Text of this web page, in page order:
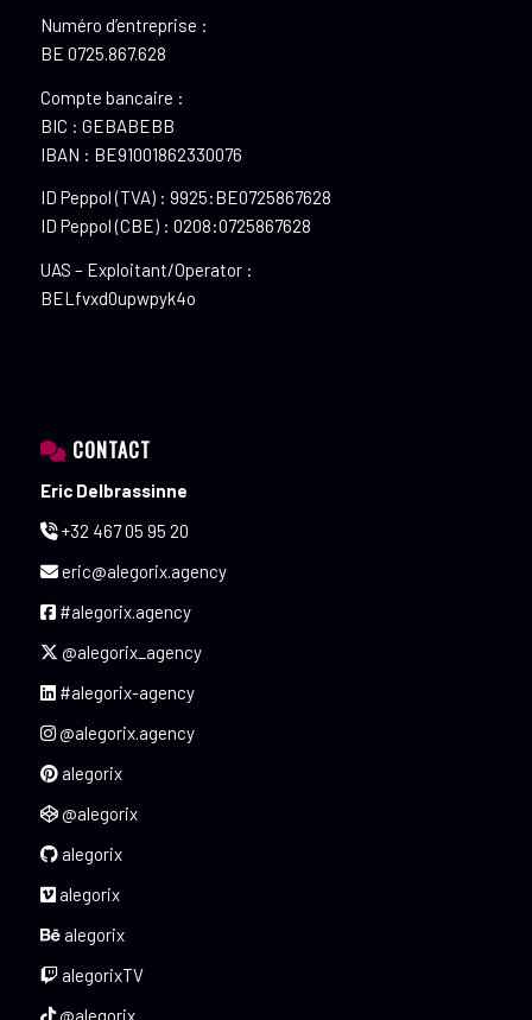
Numéro d’entreprise :
BE 0725.867.628
Compte bancaire :
BIC : GEBABEBB
IBAN : BE91001862330076
ID Peppol (TVA) : 9925:BE0725867628
ID Peppol (CBE) : 0208:0725867628
UAS – Exploitant/Operator :
BELfvxd0upwpyk4o
CONTACT
Eric Delbrassinne
+32 467 05 95 20
eric@alegorix.agency
#alegorix.agency
@alegorix_agency
#alegorix-agency
@alegorix.agency
alegorix
@alegorix
alegorix
alegorix
alegorix
alegorixTV
@alegorix